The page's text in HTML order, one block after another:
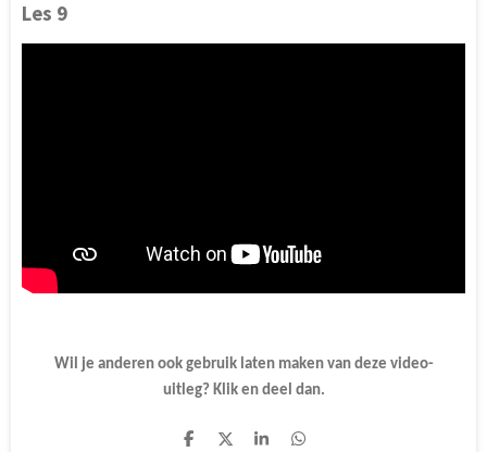
Les 9
Wil je anderen ook gebruik laten maken van deze video-
uitleg? Klik en deel dan.
D D S D